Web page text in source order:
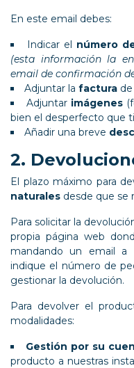
En este email debes:
Indicar el número
(esta información la
email de confirmación
Adjuntar la factura
Adjuntarimágenes
bien el desperfecto que
Añadir una breve
2.
El plazo máximo para
naturales desde que se
Para solicitar la
propia página web
mandando un email a
indique el número de
gestionar la devolución.
Para devolver el
modalidades:
Gestión por su
producto a nuestras